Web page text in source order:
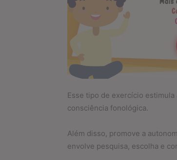
Esse tipo de exercício estimula
consciência fonológica.
Além disso, promove a
envolve pesquisa, escolha e